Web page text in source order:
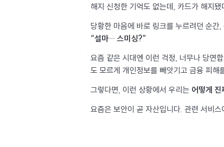
해지 신청한 기억도 없는데, 카드가 해지
당황한 마음에 바로 링크를 누르려던 순간
“설마… 스미싱?”
요즘 같은 시대엔 이런 걱정, 너무나 당연
도 모르게 개인정보를 빼앗기고 금융 피해
그렇다면, 이런 상황에서 우리는 어떻게
요즘은 보안이 곧 자산입니다. 관련 서비